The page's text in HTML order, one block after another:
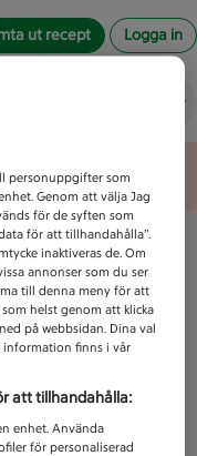
ut recept Logga in
personuppgifter som
Genom att välja Jag
för de syften som
för att tillhandahålla”.
inaktiveras de. Om
annonser som du ser
till denna meny för att
helst genom att klicka
på webbsidan. Dina val
information finns i vår
att tillhandahålla:
enhet. Använda
för personaliserad